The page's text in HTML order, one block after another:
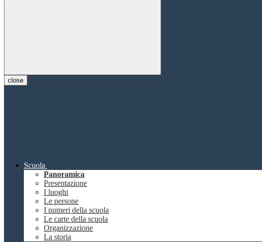
close
Scuola
Panoramica
Presentazione
I luoghi
Le persone
I numeri della scuola
Le carte della scuola
Organizzazione
La storia